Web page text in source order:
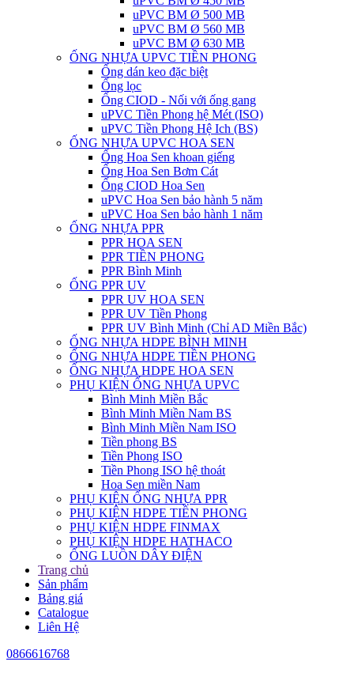
uPVC BM Ø 500 MB
uPVC BM Ø 560 MB
uPVC BM Ø 630 MB
ỐNG NHỰA UPVC TIỀN PHONG
Ống dán keo đặc biệt
Ống lọc
Ống CIOD - Nối với ống gang
uPVC Tiền Phong hệ Mét (ISO)
uPVC Tiền Phong Hệ Ich (BS)
ỐNG NHỰA UPVC HOA SEN
Ống Hoa Sen khoan giếng
Ống Hoa Sen Bơm Cát
Ống CIOD Hoa Sen
uPVC Hoa Sen bảo hành 5 năm
uPVC Hoa Sen bảo hành 1 năm
ỐNG NHỰA PPR
PPR HOA SEN
PPR TIỀN PHONG
PPR Bình Minh
ỐNG PPR UV
PPR UV HOA SEN
PPR UV Tiền Phong
PPR UV Bình Minh (Chỉ AD Miền Bắc)
ỐNG NHỰA HDPE BÌNH MINH
ỐNG NHỰA HDPE TIỀN PHONG
ỐNG NHỰA HDPE HOA SEN
PHỤ KIỆN ỐNG NHỰA UPVC
Bình Minh Miền Bắc
Bình Minh Miền Nam BS
Bình Minh Miền Nam ISO
Tiền phong BS
Tiền Phong ISO
Tiền Phong ISO hệ thoát
Hoa Sen miền Nam
PHỤ KIỆN ỐNG NHỰA PPR
PHỤ KIỆN HDPE TIỀN PHONG
PHỤ KIỆN HDPE FINMAX
PHỤ KIỆN HDPE HATHACO
ỐNG LUỒN DÂY ĐIỆN
Trang chủ
Sản phẩm
Bảng giá
Catalogue
Liên Hệ
0866616768